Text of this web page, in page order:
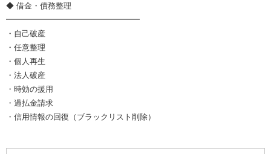
◆ 借金・債務整理
━━━━━━━━━━━━━━━━━
・自己破産
・任意整理
・個人再生
・法人破産
・時効の援用
・過払金請求
・信用情報の回復（ブラックリスト削除）